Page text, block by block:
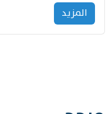
المزید